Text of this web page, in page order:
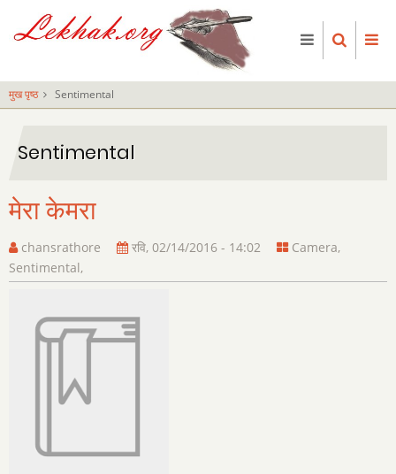
मुख पृष्ठ Sentimental
Sentimental
मेरा केमरा
chansrathore रवि, 02/14/2016 - 14:02 Camera,
Sentimental,